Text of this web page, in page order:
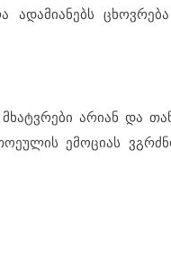
არიან და
ემოციას